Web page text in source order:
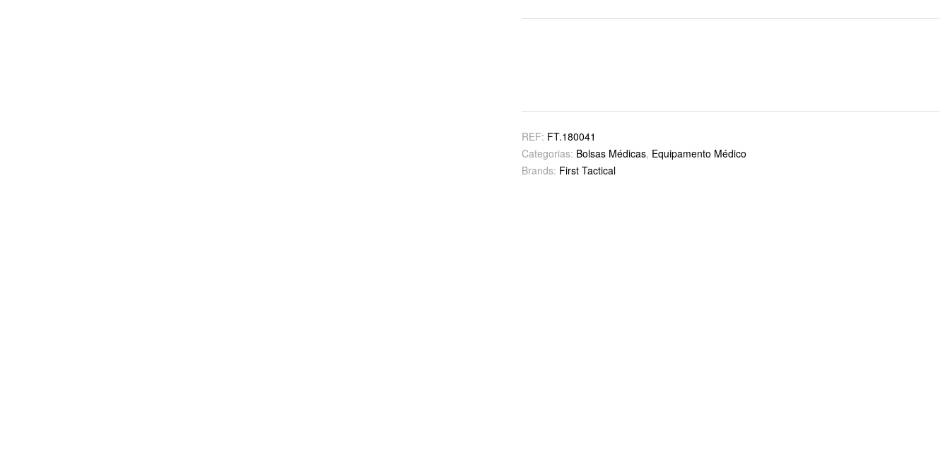
REF: FT.180041
Categorias: Bolsas Médicas, Equipamento Médico
Brands: First Tactical